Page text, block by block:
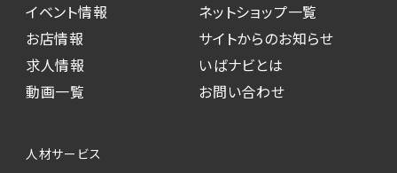
・本サービスを通じて求人広告に応募した際の
選考に関する連絡
・本サービスを通じて店舗への来店予約を登録
した際の内容確認、返答
本サービスが収集する個人情報は、ご本人の意
イベント情報
お店情報
求人情報
動画一覧
ネットショップ一覧
サイトからのお知らせ
いばナビとは
お問い合わせ
人材サービス